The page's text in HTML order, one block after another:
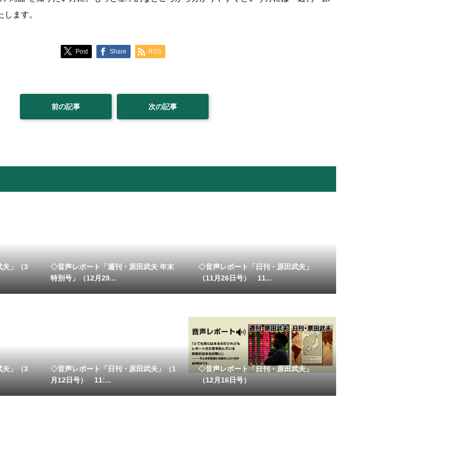
ます。
Post Share RSS
前の記事 次の記事
」（3
◇音声レポート「週刊・原田武夫 年末
特別号」（12月29...
◇音声レポート「日刊・原田武夫」
（11月26日号） 11...
」（3
◇音声レポート「日刊・原田武夫」（1
月12日号） 11:...
◇音声レポート「日刊・原田武夫」
（12月16日号）